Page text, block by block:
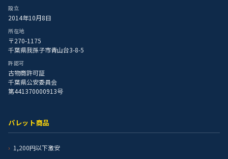
設立
2014年10月8日
所在地
〒270-1175
千葉県我孫子市青山台3-8-5
許認可
古物商許可証
千葉県公安委員会
第441370000913号
パレット商品
1,200円以下激安